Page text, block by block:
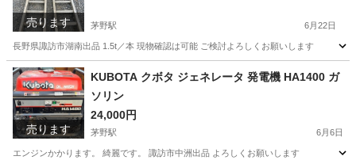
売ります 茅野駅 6月22日
長野県諏訪市湖南出品 1.5t／本 現物確認は可能 ご検討よろしくお願いします
長野 諏訪市 その他
売ります
KUBOTA クボタ ジェネレータ 発電機 HA1400 ガ
ソリン
24,000円
茅野駅 6月6日
エンジンかかります。 綺麗です。 諏訪市中洲出品 よろしくお願いします